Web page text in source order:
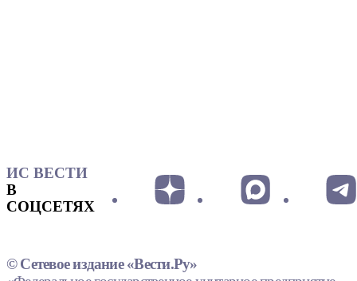
ИС ВЕСТИ
В
СОЦСЕТЯХ
© Сетевое издание «Вести.Ру»